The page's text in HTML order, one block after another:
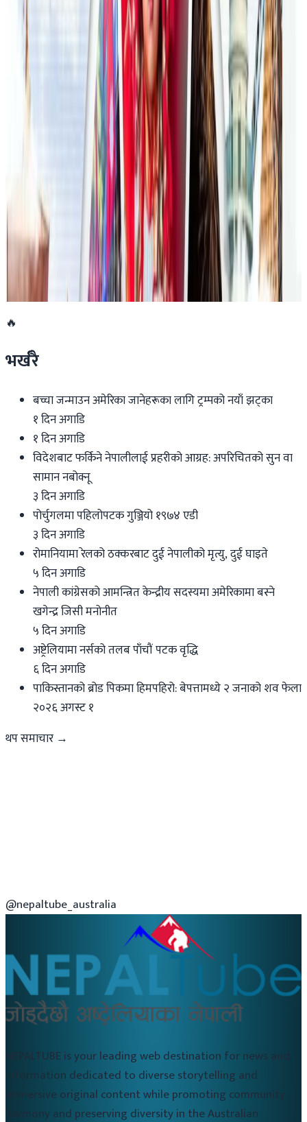
नयाँ रणनीति
२०२६ जुलाई २३
फिफा विश्वकपमा अस्ट्रेलियाको टोलीका लागि
रणनीति बनाउने नेपाली युवा
२०२६ जुलाई २३
एनपिएल अष्ट्रेलियाको पाँचौं संस्करणमा कृष्ण कार्की
सबैभन्दा महँगा खेलाडी
२०२६ जुलाई १९
डार्विनमा नेपाल फेस्टिभल हुँदै
२०२६ जुन ११
🔥
भर्खरै
बच्चा जन्माउन अमेरिका जानेहरूका लागि ट्रम्पको नयाँ झट्का
१ दिन अगाडि
१ दिन अगाडि
विदेशबाट फर्किने नेपालीलाई प्रहरीको आग्रह: अपरिचितको सुन वा
सामान नबोक्नू
३ दिन अगाडि
पोर्चुगलमा पहिलोपटक गुञ्जियो १९७४ एडी
३ दिन अगाडि
रोमानियामा रेलको ठक्करबाट दुई नेपालीको मृत्यु, दुई घाइते
५ दिन अगाडि
नेपाली कांग्रेसको आमन्त्रित केन्द्रीय सदस्यमा अमेरिकामा बस्ने
खगेन्द्र जिसी मनोनीत
५ दिन अगाडि
अष्ट्रेलियामा नर्सको तलब पाँचौं पटक वृद्धि
६ दिन अगाडि
पाकिस्तानको ब्रोड पिकमा हिमपहिरो: बेपत्तामध्ये २ जनाको शव फेला
२०२६ अगस्ट १
थप समाचार →
@nepaltube_australia
NEPALTUBE is your leading web destination for news and
information dedicated to diverse storytelling and
immersive original content while promoting community
harmony and preserving diversity in the Australian